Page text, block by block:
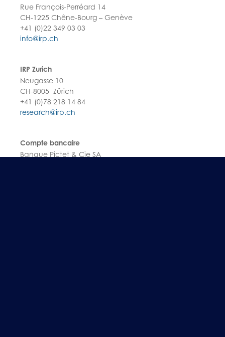
Rue François-Perréard 14
CH-1225 Chêne-Bourg – Genève
+41 (0)22 349 03 03
info@irp.ch
IRP Zurich
Neugasse 10
CH-8005 Zürich
+41 (0)78 218 14 84
research@irp.ch
Compte bancaire
Banque Pictet & Cie SA